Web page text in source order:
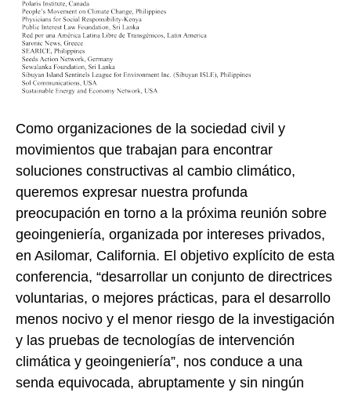
Como organizaciones de la sociedad civil y
movimientos que trabajan para encontrar
soluciones constructivas al cambio climático,
queremos expresar nuestra profunda
preocupación en torno a la próxima reunión sobre
geoingeniería, organizada por intereses privados,
en Asilomar, California. El objetivo explícito de esta
conferencia, “desarrollar un conjunto de directrices
voluntarias, o mejores prácticas, para el desarrollo
menos nocivo y el menor riesgo de la investigación
y las pruebas de tecnologías de intervención
climática y geoingeniería”, nos conduce a una
senda equivocada, abruptamente y sin ningún